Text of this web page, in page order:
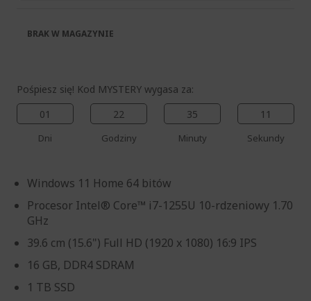
Pośpiesz się! Kod MYSTERY wygasa za:
01
Dni
22
Godziny
35
Minuty
10
Sekundy
Windows 11 Home 64 bitów
Procesor Intel® Core™ i7-1255U 10-rdzeniowy 1.70
GHz
39.6 cm (15.6") Full HD (1920 x 1080) 16:9 IPS
16 GB, DDR4 SDRAM
1 TB SSD
BRAK W MAGAZYNIE